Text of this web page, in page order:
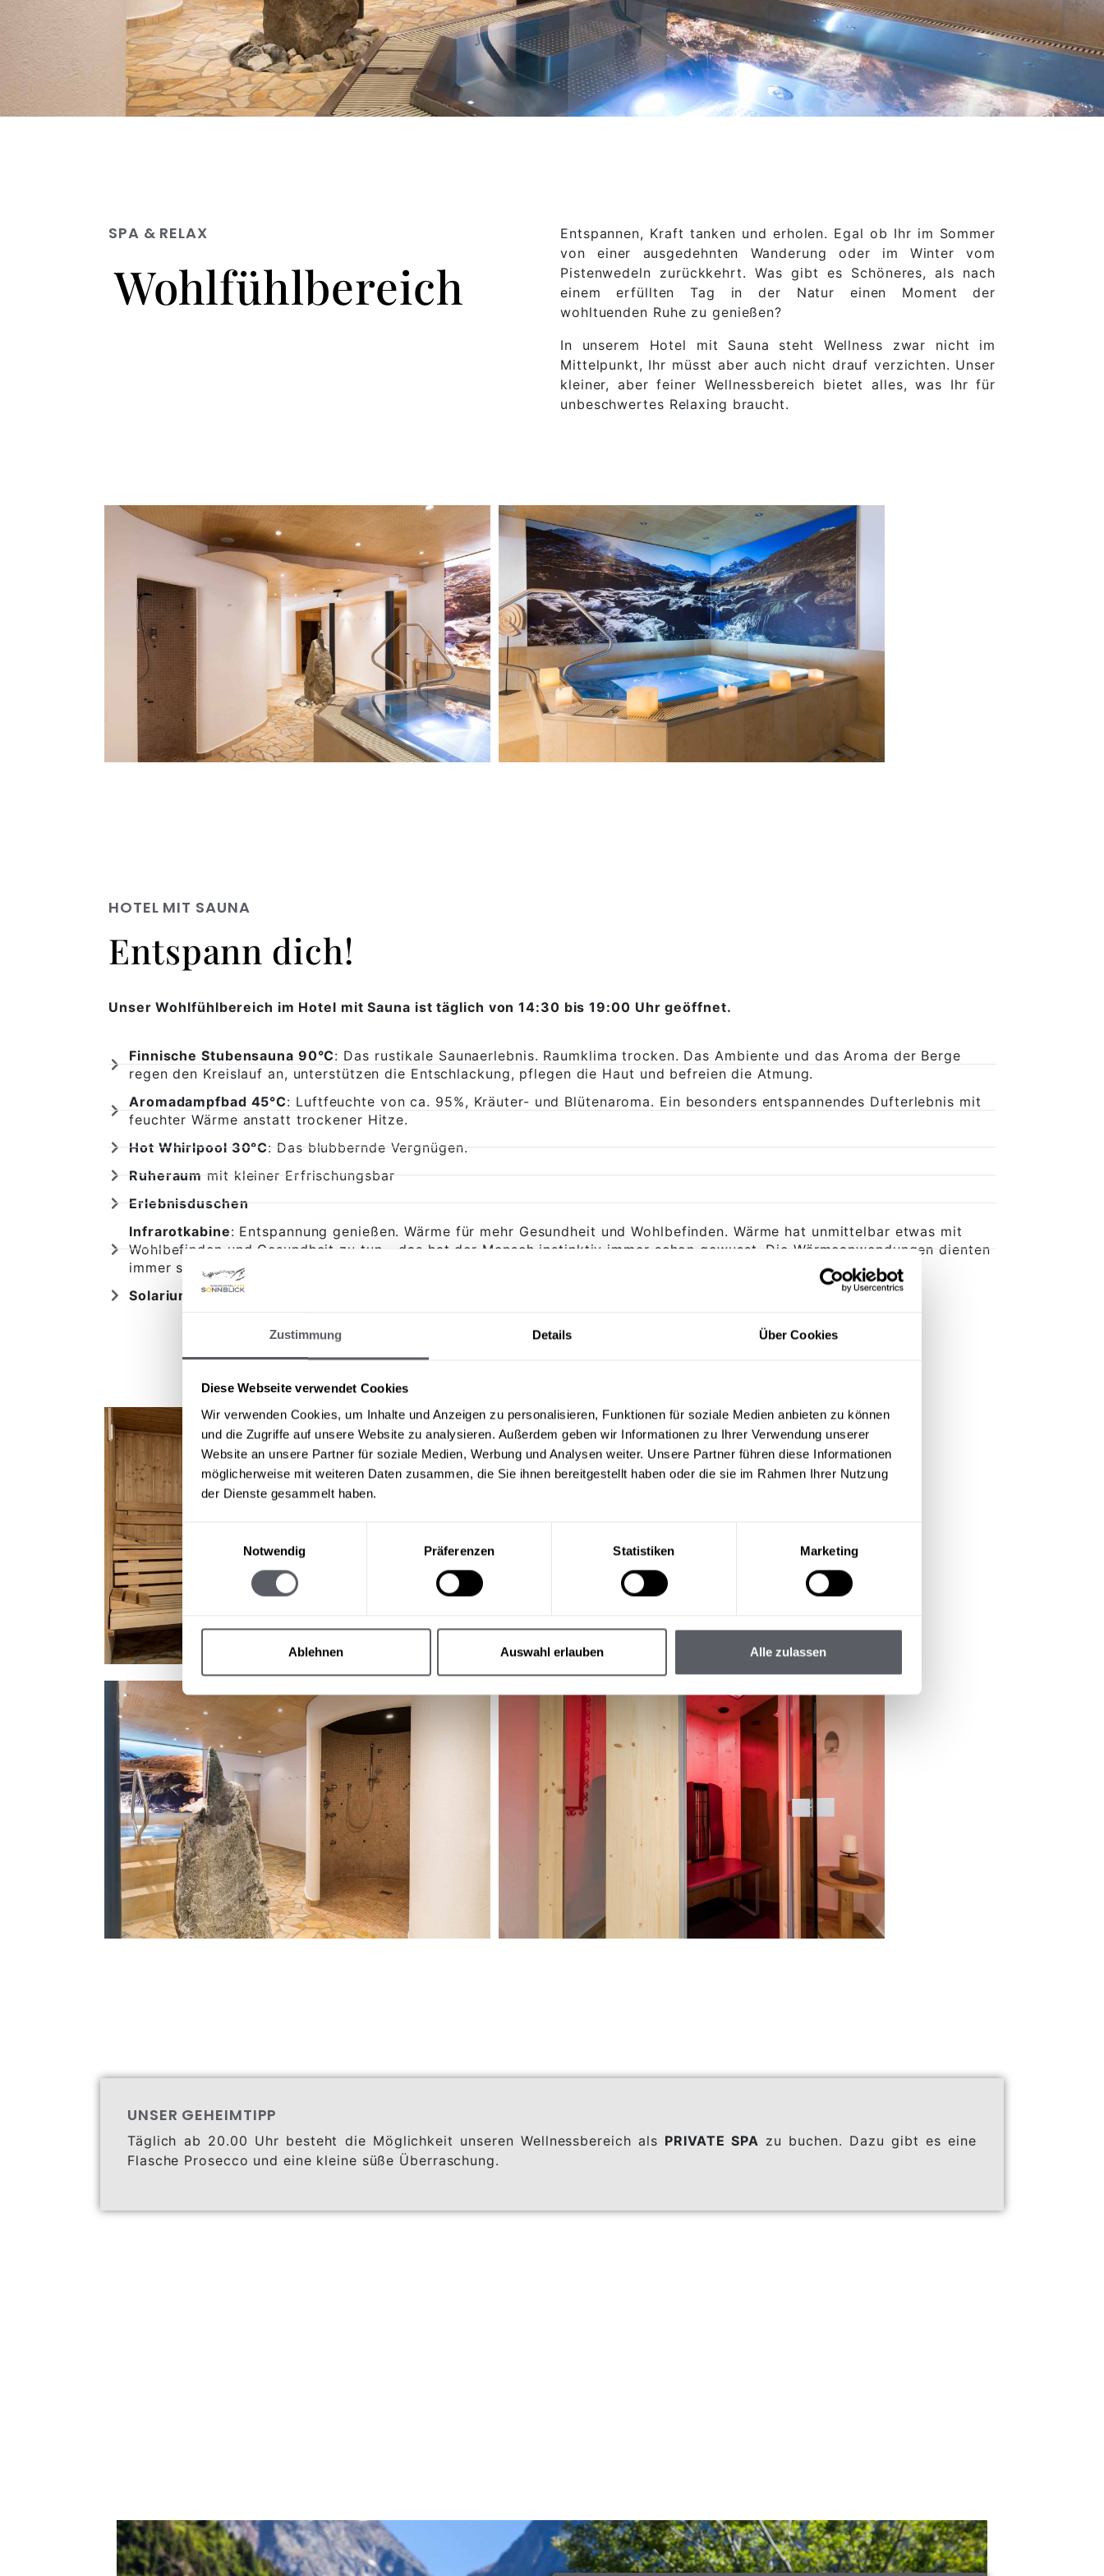
Zustimmung Details Über Cookies
Diese Webseite verwendet Cookies
Wir verwenden Cookies, um Inhalte und Anzeigen zu personalisieren, Funktionen für soziale Medien anbieten zu können
und die Zugriffe auf unsere Website zu analysieren. Außerdem geben wir Informationen zu Ihrer Verwendung unserer
Website an unsere Partner für soziale Medien, Werbung und Analysen weiter. Unsere Partner führen diese Informationen
möglicherweise mit weiteren Daten zusammen, die Sie ihnen bereitgestellt haben oder die sie im Rahmen Ihrer Nutzung
der Dienste gesammelt haben.
Notwendig
Präferenzen Statistiken Marketing
Ablehnen Auswahl erlauben Alle zulassen
SPA & RELAX
Wohlfühlbereich
Entspannen, Kraft tanken und erholen. Egal ob Ihr im Sommer
von einer ausgedehnten Wanderung oder im Winter vom
Pistenwedeln zurückkehrt. Was gibt es Schöneres, als nach
einem erfüllten Tag in der Natur einen Moment der
wohltuenden Ruhe zu genießen?
In unserem Hotel mit Sauna steht Wellness zwar nicht im
Mittelpunkt, Ihr müsst aber auch nicht drauf verzichten. Unser
kleiner, aber feiner Wellnessbereich bietet alles, was Ihr für
unbeschwertes Relaxing braucht.
HOTEL MIT SAUNA
Entspann dich!
Unser Wohlfühlbereich im Hotel mit Sauna ist täglich von 14:30 bis 19:00 Uhr geöffnet.
Finnische Stubensauna 90°C: Das rustikale Saunaerlebnis. Raumklima trocken. Das Ambiente und das Aroma der Berge
regen den Kreislauf an, unterstützen die Entschlackung, pflegen die Haut und befreien die Atmung.
Aromadampfbad 45°C: Luftfeuchte von ca. 95%, Kräuter- und Blütenaroma. Ein besonders entspannendes Dufterlebnis mit
feuchter Wärme anstatt trockener Hitze.
Hot Whirlpool 30°C: Das blubbernde Vergnügen.
Ruheraummit kleiner Erfrischungsbar
Erlebnisduschen
Infrarotkabine: Entspannung genießen. Wärme für mehr Gesundheit und Wohlbefinden. Wärme hat unmittelbar etwas mit
Wohlbefinden und Gesundheit zu tun - das hat der Mensch instinktiv immer schon gewusst. Die Wärmeanwendungen dienten
immer schon dazu, das Gewebe zu lockern, Schmerzen zu lindern und den Körper zu reinigen.
Solarium
(gegen Gebühr)
UNSER GEHEIMTIPP
Täglich ab 20.00 Uhr besteht die Möglichkeit unseren Wellnessbereich als PRIVATE SPA zu buchen. Dazu gibt es eine
Flasche Prosecco und eine kleine süße Überraschung.